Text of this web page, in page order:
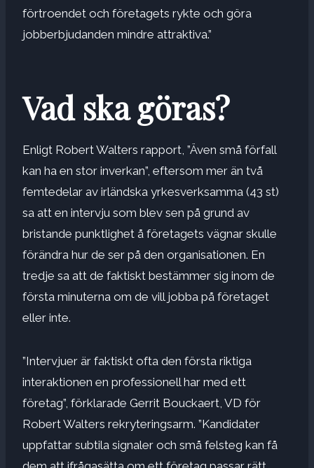
förtroendet och företagets rykte och göra
jobberbjudanden mindre attraktiva.”
Vad ska göras?
Enligt Robert Walters rapport, ”Även små förfall
kan ha en stor inverkan”, eftersom mer än två
femtedelar av irländska yrkesverksamma (43 st)
sa att en intervju som blev sen på grund av
bristande punktlighet å företagets vägnar skulle
förändra hur de ser på den organisationen. En
tredje sa att de faktiskt bestämmer sig inom de
första minuterna om de vill jobba på företaget
eller inte.
”Intervjuer är faktiskt ofta den första riktiga
interaktionen en professionell har med ett
företag”, förklarade Gerrit Bouckaert, VD för
Robert Walters rekryteringsarm. ”Kandidater
uppfattar subtila signaler och små felsteg kan få